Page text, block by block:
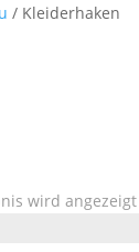
/ Kleiderhaken
wird angezeigt